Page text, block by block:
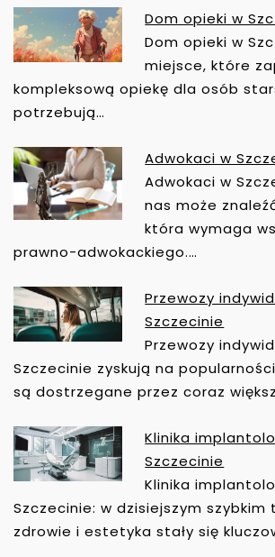
Dom opieki w
Dom opieki w
miejsce, które
kompleksową opiekę dla osób
potrzebują…
Adwokaci w
Adwokaci w
nas może
która wymaga
prawno-adwokackiego.…
Przewozy
Szczecinie
Przewozy
Szczecinie zyskują na
są dostrzegane przez coraz
Klinika
Szczecinie
Klinika
Szczecinie: w dzisiejszym szybkim
zdrowie i estetyka stały się
A
C
J
W
P
I
S
U